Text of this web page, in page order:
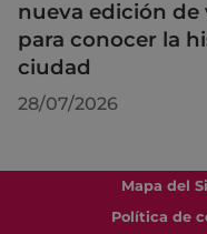
nueva edición de
para conocer la
ciudad
28/07/2026
Mapa del
Política de